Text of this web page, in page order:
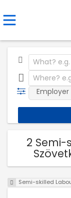
Employer
2
Semi-skilled